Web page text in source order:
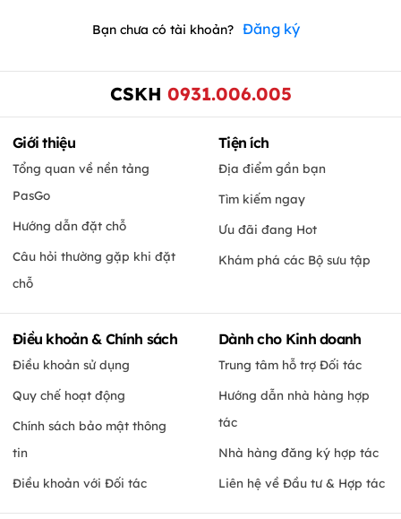
Bạn chưa có tài khoản? Đăng ký
CSKH 0931.006.005
Giới thiệu
Tổng quan về nền tảng
PasGo
Hướng dẫn đặt chỗ
Câu hỏi thường gặp khi đặt
chỗ
Tiện ích
Địa điểm gần bạn
Tìm kiếm ngay
Ưu đãi đang Hot
Khám phá các Bộ sưu tập
Điều khoản & Chính sách
Điều khoản sử dụng
Quy chế hoạt động
Chính sách bảo mật thông
tin
Điều khoản với Đối tác
Dành cho Kinh doanh
Trung tâm hỗ trợ Đối tác
Hướng dẫn nhà hàng hợp
tác
Nhà hàng đăng ký hợp tác
Liên hệ về Đầu tư & Hợp tác